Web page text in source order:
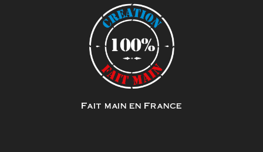
Fait main en France